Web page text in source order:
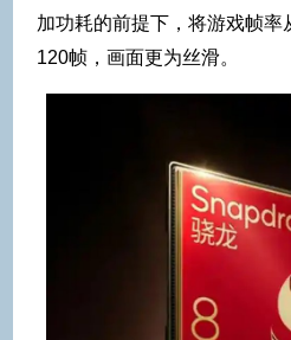
加功耗的前提下，将游戏帧率
120帧，画面更为丝滑。